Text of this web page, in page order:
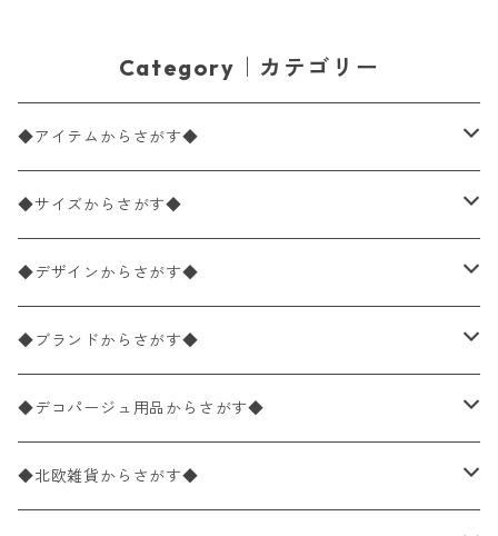
Category｜カテゴリー
◆アイテムからさがす◆
ペーパーナプキン2枚バラ売り
ペーパーナプキン1枚バラ売り
ペーパーナプキン20枚入りパック
ペーパーナプキン10枚入りパック
ライスペーパー
◆サイズからさがす◆
33×33cm（ランチサイズ）
バラ売り
パック売り
25×25cm（カクテルサイズ）
バラ売り
パック売り
40×40cm（ディナーサイズ）
バラ売り
21×21cm（ポケットサイズ）
◆デザインからさがす◆
花柄
植物・グリーン柄
動物・鳥・昆虫・蝶柄
◆ブランドからさがす◆
ドイツ製 IHR/イア
ランチサイズ
ドイツ製 Ambiente/アンビエンテ
◆デコパージュ用品からさがす◆
デコパージュ液
◆北欧雑貨からさがす◆